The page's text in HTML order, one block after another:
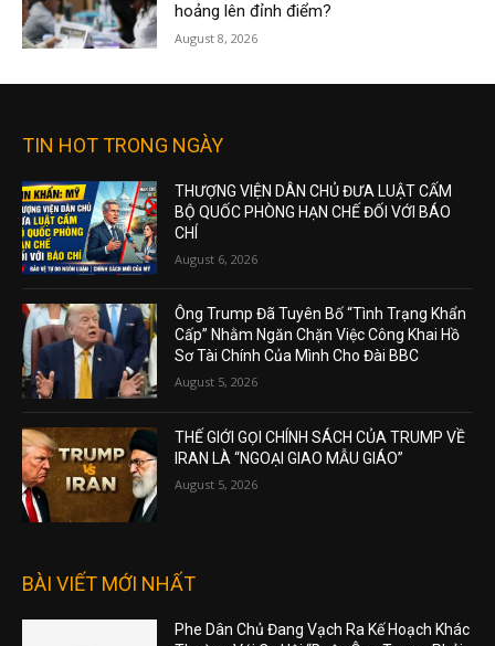
hoảng lên đỉnh điểm?
August 8, 2026
TIN HOT TRONG NGÀY
THƯỢNG VIỆN DÂN CHỦ ĐƯA LUẬT CẤM
BỘ QUỐC PHÒNG HẠN CHẾ ĐỐI VỚI BÁO
CHÍ
August 6, 2026
Ông Trump Đã Tuyên Bố “Tình Trạng Khẩn
Cấp” Nhằm Ngăn Chặn Việc Công Khai Hồ
Sơ Tài Chính Của Mình Cho Đài BBC
August 5, 2026
THẾ GIỚI GỌI CHÍNH SÁCH CỦA TRUMP VỀ
IRAN LÀ “NGOẠI GIAO MẪU GIÁO”
August 5, 2026
BÀI VIẾT MỚI NHẤT
Phe Dân Chủ Đang Vạch Ra Kế Hoạch Khác